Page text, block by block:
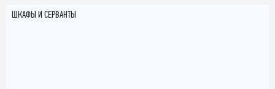
ШКАФЫ И СЕРВАНТЫ